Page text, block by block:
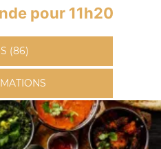
pour 11h20
(86)